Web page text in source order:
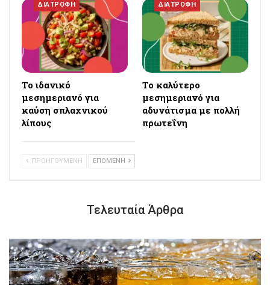
ΔΙΑΤΡΟΦΗ
Το ιδανικό
μεσημεριανό για
καύση σπλαχνικού
λίπους
ΔΙΑΤΡΟΦΗ
Το καλύτερο
μεσημεριανό για
αδυνάτισμα με πολλή
πρωτεΐνη
ΠΡΟΗΓΟΥΜΕΝΗ ΕΠΟΜΕΝΗ
Τελευταία Άρθρα